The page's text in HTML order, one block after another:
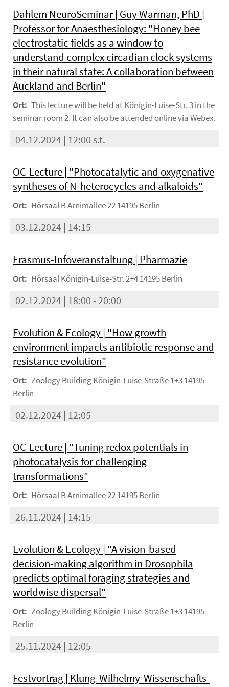
Dahlem NeuroSeminar | Guy Warman, PhD |
Professor for Anaesthesiology: "Honey bee
electrostatic fields as a window to
understand complex circadian clock systems
in their natural state: A collaboration between
Auckland and Berlin"
Ort: This lecture will be held at Königin-Luise-Str. 3 in the
seminar room 2. It can also be attended online via Webex.
04.12.2024 | 12:00 s.t.
OC-Lecture | "Photocatalytic and oxygenative
syntheses of N-heterocycles and alkaloids"
Ort: Hörsaal B Arnimallee 22 14195 Berlin
03.12.2024 | 14:15
Erasmus-Infoveranstaltung | Pharmazie
Ort: Hörsaal Königin-Luise-Str. 2+4 14195 Berlin
02.12.2024 | 18:00 - 20:00
Evolution & Ecology | "How growth
environment impacts antibiotic response and
resistance evolution"
Ort: Zoology Building Königin-Luise-Straße 1+3 14195
Berlin
02.12.2024 | 12:05
OC-Lecture | "Tuning redox potentials in
photocatalysis for challenging
transformations"
Ort: Hörsaal B Arnimallee 22 14195 Berlin
26.11.2024 | 14:15
Evolution & Ecology | "A vision-based
decision-making algorithm in Drosophila
predicts optimal foraging strategies and
worldwise dispersal"
Ort: Zoology Building Königin-Luise-Straße 1+3 14195
Berlin
25.11.2024 | 12:05
Festvortrag | Klung-Wilhelmy-Wissenschafts-